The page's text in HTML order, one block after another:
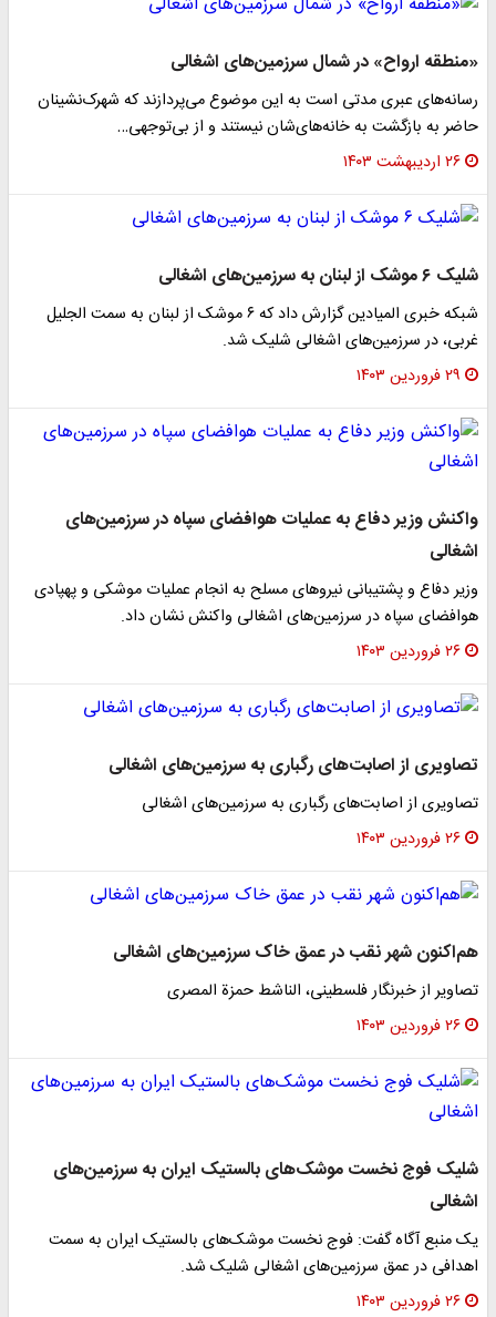
«منطقه ارواح» در شمال سرزمین‌های اشغالی
رسانه‌های عبری مدتی است به این موضوع می‌پردازند که شهرک‌نشینان
حاضر به بازگشت به خانه‌های‌شان نیستند و از بی‌توجهی…
۲۶ اردیبهشت ۱۴۰۳
شلیک ۶ موشک از لبنان به سرزمین‌های اشغالی
شبکه خبری المیادین گزارش داد که ۶ موشک‌ از لبنان به سمت الجلیل
غربی، در سرزمین‌های اشغالی شلیک شد.
۲۹ فروردین ۱۴۰۳
واکنش وزیر دفاع به عملیات هوافضای سپاه در سرزمین‌های
اشغالی
وزیر دفاع و پشتیبانی نیروهای مسلح به انجام عملیات موشکی و پهپادی
هوافضای سپاه در سرزمین‌های اشغالی واکنش نشان داد.
۲۶ فروردین ۱۴۰۳
تصاویری از اصابت‌های رگباری به سرزمین‌های اشغالی
تصاویری از اصابت‌های رگباری به سرزمین‌های اشغالی
۲۶ فروردین ۱۴۰۳
هم‌اکنون شهر نقب در عمق خاک سرزمین‌های اشغالی
تصاویر از خبرنگار فلسطینی، الناشط حمزة المصری
۲۶ فروردین ۱۴۰۳
شلیک فوج نخست موشک‌های بالستیک ایران به سرزمین‌های
اشغالی
یک منبع آگاه گفت: فوج نخست موشک‌های بالستیک ایران به سمت
اهدافی در عمق سرزمین‌های اشغالی شلیک شد.
۲۶ فروردین ۱۴۰۳